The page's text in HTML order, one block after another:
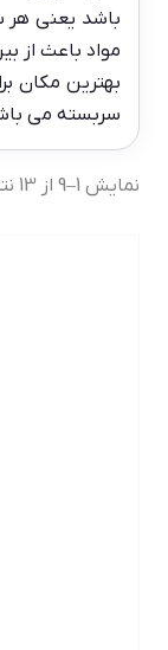
باشد یعنی هر
مواد باعث از
بهترین مکان
سربسته می
نمایش 1–9 از 13 نتیجه